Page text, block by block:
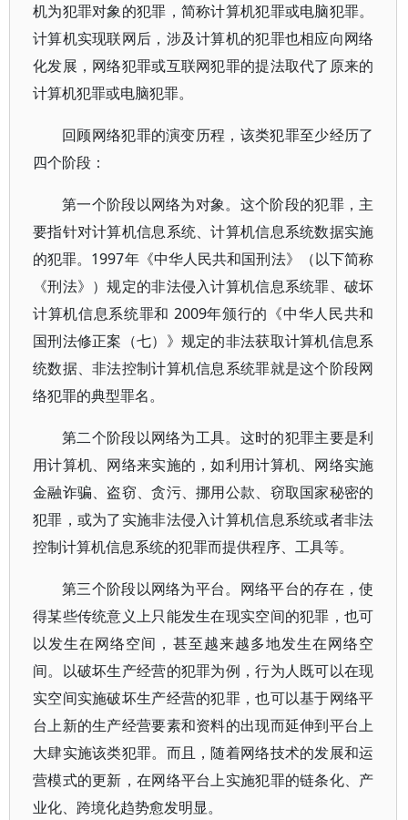
机为犯罪对象的犯罪，简称计算机犯罪或电脑犯罪。
计算机实现联网后，涉及计算机的犯罪也相应向网络
化发展，网络犯罪或互联网犯罪的提法取代了原来的
计算机犯罪或电脑犯罪。
回顾网络犯罪的演变历程，该类犯罪至少经历了
四个阶段：
第一个阶段以网络为对象。这个阶段的犯罪，主
要指针对计算机信息系统、计算机信息系统数据实施
的犯罪。1997年《中华人民共和国刑法》（以下简称
《刑法》）规定的非法侵入计算机信息系统罪、破坏
计算机信息系统罪和 2009年颁行的《中华人民共和
国刑法修正案（七）》规定的非法获取计算机信息系
统数据、非法控制计算机信息系统罪就是这个阶段网
络犯罪的典型罪名。
第二个阶段以网络为工具。这时的犯罪主要是利
用计算机、网络来实施的，如利用计算机、网络实施
金融诈骗、盗窃、贪污、挪用公款、窃取国家秘密的
犯罪，或为了实施非法侵入计算机信息系统或者非法
控制计算机信息系统的犯罪而提供程序、工具等。
第三个阶段以网络为平台。网络平台的存在，使
得某些传统意义上只能发生在现实空间的犯罪，也可
以发生在网络空间，甚至越来越多地发生在网络空
间。以破坏生产经营的犯罪为例，行为人既可以在现
实空间实施破坏生产经营的犯罪，也可以基于网络平
台上新的生产经营要素和资料的出现而延伸到平台上
大肆实施该类犯罪。而且，随着网络技术的发展和运
营模式的更新，在网络平台上实施犯罪的链条化、产
业化、跨境化趋势愈发明显。